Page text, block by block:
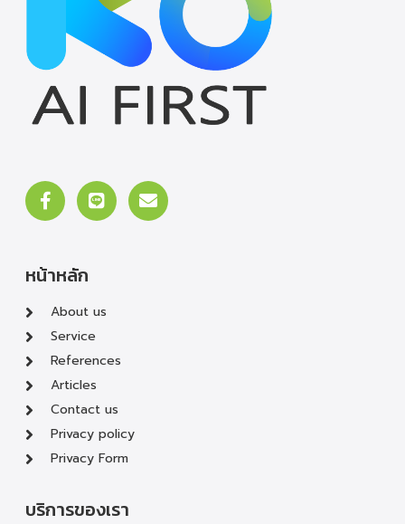
หน้าหลัก
About us
Service
References
Articles
Contact us
Privacy policy
Privacy Form
บริการของเรา